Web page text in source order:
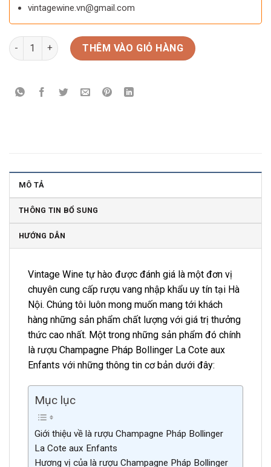
vintagewine.vn@gmail.com
Rượu Champagne Pháp Bollinger La Cote aux Enfants số
THÊM VÀO GIỎ HÀNG
MÔ TẢ
THÔNG TIN BỔ SUNG
HƯỚNG DẪN
Vintage Wine tự hào được đánh giá là một đơn vị
chuyên cung cấp rượu vang nhập khẩu uy tín tại Hà
Nội. Chúng tôi luôn mong muốn mang tới khách
hàng những sản phẩm chất lượng với giá trị thưởng
thức cao nhất. Một trong những sản phẩm đó chính
là rượu Champagne Pháp Bollinger La Cote aux
Enfants với những thông tin cơ bản dưới đây:
Mục lục
Giới thiệu về là rượu Champagne Pháp Bollinger
La Cote aux Enfants
Hương vị của là rượu Champagne Pháp Bollinger